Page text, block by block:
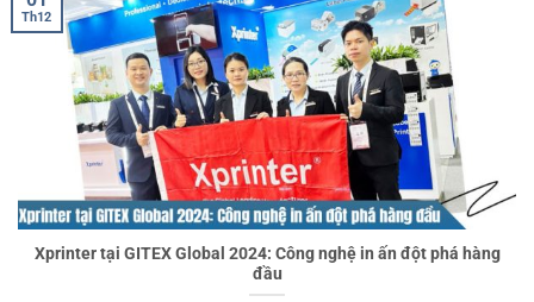
Xprinter tại GITEX Global 2024: Công nghệ in ấn đột phá hàng
đầu
Th12